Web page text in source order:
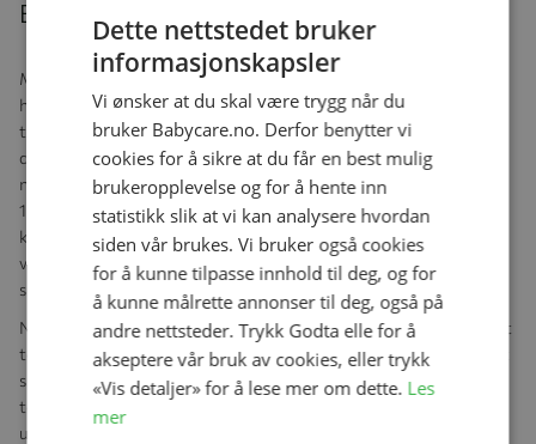
Beskrivelse
Med Voksi® Sleepsack holder barnet seg trygt og varmt, uansett
hvor mye barnet vrir seg rundt i søvne. Uansett hvor barnet
trenger å sove, enten det er i en vugge eller i bærebaggen
dekker Voksi® Sleepsack opp både høneblunden og
nattesøvnen. Voksi® Sleepsack godkjent i henhold til BS EN
16781:2018 slik at du som forelder kan føle deg trygg på at barnet
kan sove på en sikker måte. Dette betyr at Voksi® Sleepsack har
vært gjennom omfattende testing, og tilfredsstiller de strenge
sikkerhetskravene i reglementet.
Når man bruker Voksi® Sleepsack behøver man ikke å bruke et løst
tepper eller en dyne. Soveposer anses av mange eksperter som det
sikreste valget for å være trygg på at barnet holder riktig
temperatur gjennom hele søvnen. En sovepose løser også
utfordringen med babyer som sparker av seg dynen, og sørger for
Dette nettstedet bruker
informasjonskapsler
Vi ønsker at du skal være trygg når du
bruker Babycare.no. Derfor benytter vi
cookies for å sikre at du får en best mulig
brukeropplevelse og for å hente inn
statistikk slik at vi kan analysere hvordan
siden vår brukes. Vi bruker også cookies
for å kunne tilpasse innhold til deg, og for
å kunne målrette annonser til deg, også på
andre nettsteder. Trykk Godta elle for å
akseptere vår bruk av cookies, eller trykk
«Vis detaljer» for å lese mer om dette. Les
mer